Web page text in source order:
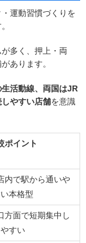
運動習慣づくりを
多く、押上・両
あります。
活動線、両国はJR
やすい店舗を意識
ポイント
内で駅から通いや
本格型
方面で短期集中し
やすい